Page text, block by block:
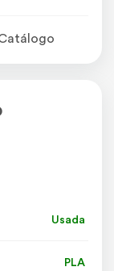
Usada
PLA